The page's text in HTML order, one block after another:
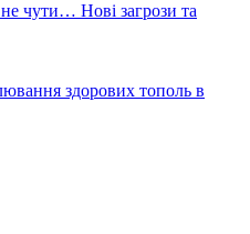
не чути… Нові загрози та
здорових тополь в